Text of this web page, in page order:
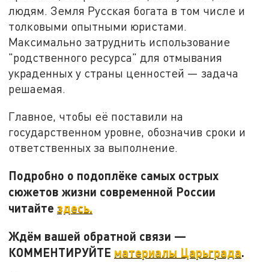
людям. Земля Русская богата в том числе и
толковыми опытными юристами.
Максимально затруднить использование
"родственного ресурса" для отмывания
украденных у страны ценностей — задача
решаемая.
Главное, чтобы её поставили на
государственном уровне, обозначив сроки и
ответственных за выполнение.
Подробно о подоплёке самых острых
сюжетов жизни современной России
читайтездесь.
Ждём вашей обратной связи —
КОММЕНТИРУЙТЕ материалы Царьграда.